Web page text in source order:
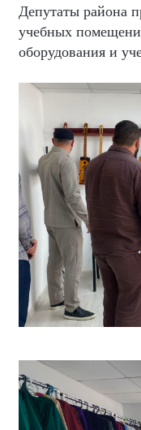
Депутаты района
учебных
оборудования и